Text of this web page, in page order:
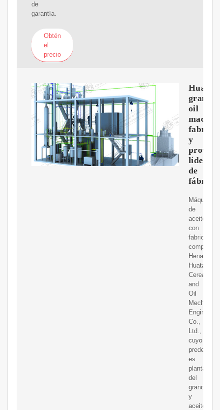
de
garantía.
Obtén
el
precio
Huatai
oil
y
líder
de
fábrica
Máquina
de
aceite
con
fabricación
completa.
Henan
Huatai
Cereal
and
Oil
Co.,
Ltd.,
cuyo
predecesor
es
planta
del
grano
y
aceite